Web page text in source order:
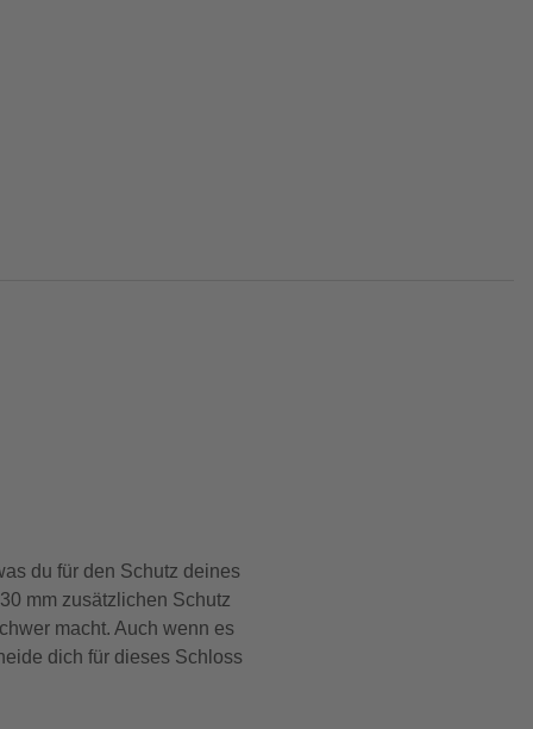
du für den Schutz deines
mm zusätzlichen Schutz
macht. Auch wenn es
dich für dieses Schloss